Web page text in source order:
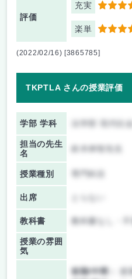
評価
充実 5
楽単 4
(2022/02/16) [3865785]
TKPTLA さんの授業評価
学部 学科
担当の先生
名
授業種別
出席
教科書 教科書なし・不
授業の雰囲
気
前期/中間：
授